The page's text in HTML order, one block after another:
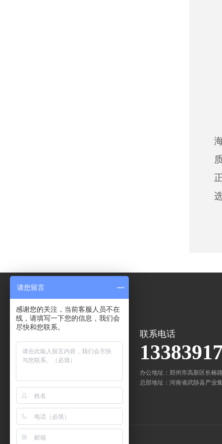
联系电话
办公地址：郑州市高新区长椿
总部地址：河南省武陟县产业
友情链接：
请您留言
感谢您的关注，当前客服人员不在
线，请填写一下您的信息，我们会
尽快和您联系。